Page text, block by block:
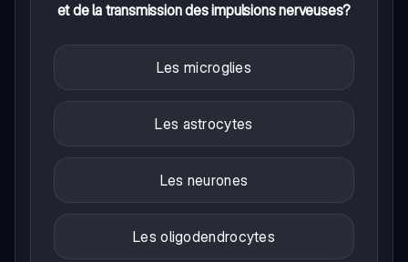
et de la transmission des impulsions nerveuses?
Les microglies
Les astrocytes
Les neurones
Les oligodendrocytes